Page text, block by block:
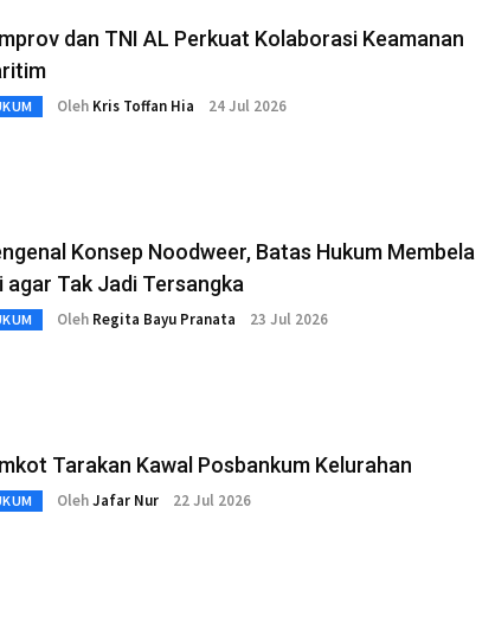
dan TNI AL Perkuat Kolaborasi Keamanan
Oleh Kris Toffan Hia 24 Jul 2026
Konsep Noodweer, Batas Hukum Membela
agar Tak Jadi Tersangka
Oleh Regita Bayu Pranata 23 Jul 2026
Tarakan Kawal Posbankum Kelurahan
OlehJafar Nur 22 Jul 2026